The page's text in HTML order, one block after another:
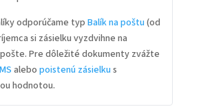
odporúčame typ Balík na poštu (od
si zásielku vyzdvihne na
Pre dôležité dokumenty zvážte
alebo poistenú zásielku s
hodnotou.